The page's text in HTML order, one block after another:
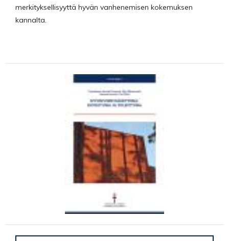
merkityksellisyyttä hyvän vanhenemisen kokemuksen
kannalta.